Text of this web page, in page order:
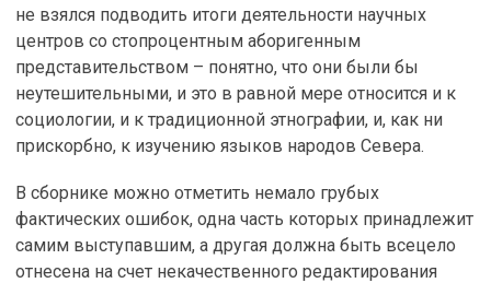
не взялся подводить итоги деятельности научных
центров со стопроцентным аборигенным
представительством – понятно, что они были бы
неутешительными, и это в равной мере относится и к
социологии, и к традиционной этнографии, и, как ни
прискорбно, к изучению языков народов Севера.
В сборнике можно отметить немало грубых
фактических ошибок, одна часть которых принадлежит
самим выступавшим, а другая должна быть всецело
отнесена на счет некачественного редактирования